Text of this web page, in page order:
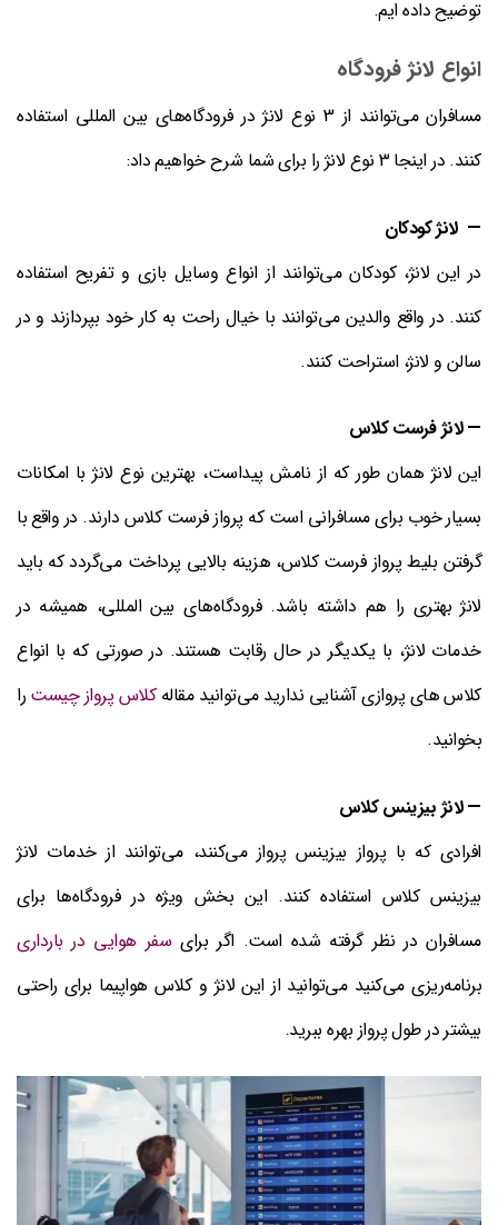
توضیح داده ایم.
انواع لانژ فرودگاه
مسافران می‌توانند از 3 نوع لانژ در فرودگاه‌های بین المللی استفاده
کنند. در اینجا 3 نوع لانژ را برای شما شرح خواهیم داد:
— لانژ کودکان
در این لانژ، کودکان می‌توانند از انواع وسایل بازی و تفریح استفاده
کنند. در واقع والدین می‌توانند با خیال راحت به کار خود بپردازند و در
سالن و لانژ، استراحت کنند.
— لانژ فرست کلاس
این لانژ همان طور که از نامش پیداست، بهترین نوع لانژ با امکانات
بسیار خوب برای مسافرانی است که پرواز فرست کلاس دارند. در واقع با
گرفتن بلیط پرواز فرست کلاس، هزینه بالایی پرداخت می‌گردد که باید
لانژ بهتری را هم داشته باشد. فرودگاه‌های بین المللی، همیشه در
خدمات لانژ، با یکدیگر در حال رقابت هستند. در صورتی که با انواع
کلاس های پروازی آشنایی ندارید می‌توانید مقالهکلاس پرواز چیست را
بخوانید.
— لانژ بیزینس کلاس
افرادی که با پرواز بیزینس پرواز می‌کنند، می‌توانند از خدمات لانژ
بیزینس کلاس استفاده کنند. این بخش ویژه در فرودگاه‌ها برای
مسافران در نظر گرفته شده است. اگر برای سفر هوایی در بارداری
برنامه‌ریزی می‌کنید می‌توانید از این لانژ و کلاس هواپیما برای راحتی
بیشتر در طول پرواز بهره ببرید.